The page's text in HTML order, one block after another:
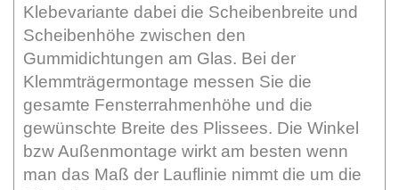
Klebevariante dabei die Scheibenbreite und
Scheibenhöhe zwischen den
Gummidichtungen am Glas. Bei der
Klemmträgermontage messen Sie die
gesamte Fensterrahmenhöhe und die
gewünschte Breite des Plissees. Die Winkel
bzw Außenmontage wirkt am besten wenn
man das Maß der Lauflinie nimmt die um die